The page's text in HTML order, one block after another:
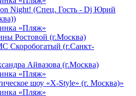
Night! (Спец. Гость - Dj Юрий
«Пляж»
Ростовой (г.Москва)
Скоробогатый (г.Санкт-
Айвазова (г.Москва)
«Пляж»
шоу «X-Style» (г. Москва)»
«Пляж»